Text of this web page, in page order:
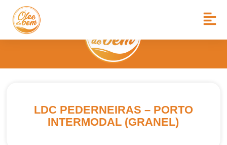
LDC PEDERNEIRAS – PORTO
INTERMODAL (GRANEL)